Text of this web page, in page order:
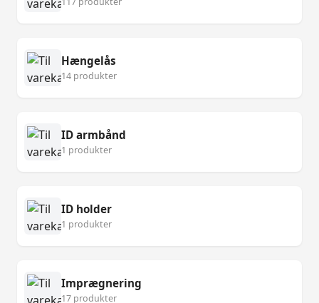
Hængelås
14 produkter
ID armbånd
1 produkter
ID holder
1 produkter
Imprægnering
17 produkter